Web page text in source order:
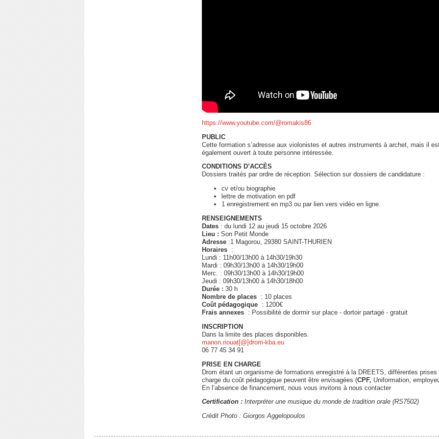
https://www.youtube.com/@romakis86
PUBLIC
Cette formation s’adresse aux violonistes et autres instruments à archet, mais il
également ouvert à toute personne intéressée.
CONDITIONS D’ACCÈS
Dossiers traités par ordre de réception. Sélection sur dossiers de candidature :
cv et/ou biographie
lettre de motivation en pdf
1 enregistrement en mp3 ou par lien vers vidéo en ligne.
RENSEIGNEMENTS
Dates : du lundi 12 au jeudi 15 octobre 2026
Lieu : Son Petit Monde
Adresse :1 Magorou, 29380 SAINT-THURIEN
Horaires :
Lundi : 11h00/13h00 à 14h30/19h30
Mardi : 09h30/13h00 à 14h30/19h00
Merc. : 09h30/13h00 à 14h30/19h00
Jeudi : 09h30/13h00 à 14h30/18h00
Durée : 30 h
Nombre de places : 10 places
Coût pédagogique : 1200€
Frais annexes : Possibilité de dormir sur place - dortoir partagé - gratuit
INSCRIPTION
Dans la limite des places disponibles.
manon.riouat[@]drom-kba.eu
06 77 45 34 91
PRISE EN CHARGE
Drom étant un organisme de formations enregistré à la DREETS, différentes prises
charge du coût pédagogique peuvent être envisagées (CPF, Uniformation,
En l’absence de financement, nous vous invitons à nous contacter
Certification : Interpréter une musique du monde de tradition orale (RS7502)
Crédit Photo : Giorgos Aggelopoulos